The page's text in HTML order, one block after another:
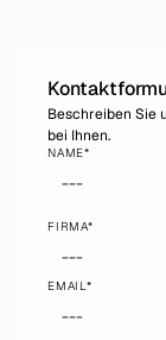
Beschreiben Sie
bei Ihnen.
NAME*
FIRMA*
EMAIL*